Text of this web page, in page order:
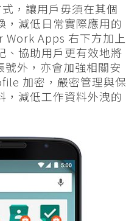
，讓用戶毋須在其個
，減低日常實際應用的
Apps 右下方加上
、協助用戶更有效地將
外，亦會加強相關安
加密，嚴密管理與保
，減低工作資料外洩的